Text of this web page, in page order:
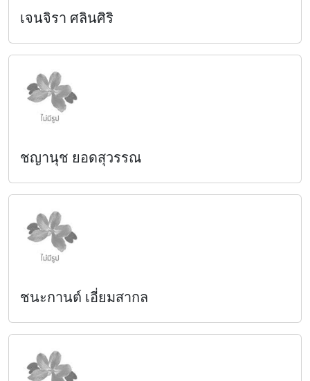
เจนจิรา ศลินศิริ
ชญานุช ยอดสุวรรณ
ชนะกานต์ เอี่ยมสากล